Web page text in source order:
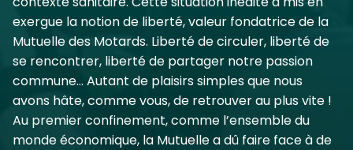
exergue la notion de liberté, valeur fondatrice de la
Mutuelle des Motards. Liberté de circuler, liberté de
se rencontrer, liberté de partager notre passion
commune… Autant de plaisirs simples que nous
avons hâte, comme vous, de retrouver au plus vite !
Au premier confinement, comme l’ensemble du
monde économique, la Mutuelle a dû faire face à de